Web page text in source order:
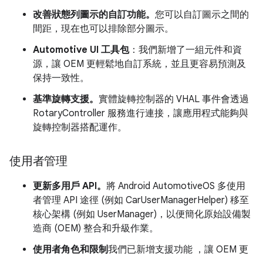
改善狀態列圖示的自訂功能。 您可以自訂圖示之間的
間距，現在也可以排除部分圖示。
Automotive UI 工具包：我們新增了一組元件和資
源，讓 OEM 更輕鬆地自訂系統，並且更容易預測及
保持一致性。
基準旋轉支援。 實體旋轉控制器的 VHAL 事件會透過
RotaryController 服務進行連接，讓應用程式能夠與
旋轉控制器搭配運作。
使用者管理
更新多用戶 API。 將 Android AutomotiveOS 多使用
者管理 API 途徑 (例如 CarUserManagerHelper) 移至
核心架構 (例如 UserManager)，以便簡化原始設備製
造商 (OEM) 整合和升級作業。
使用者角色和限制我們已新增支援功能 ，讓 OEM 更